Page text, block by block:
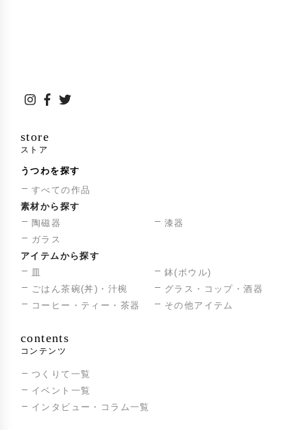
store
ストア
うつわを探す
すべての作品
素材から探す
陶磁器
漆器
ガラス
アイテムから探す
皿
鉢(ボウル)
ごはん茶碗(丼)・汁椀
グラス・コップ・酒器
コーヒー・ティー・茶器
その他アイテム
contents
コンテンツ
つくりて一覧
イベント一覧
インタビュー・コラム一覧